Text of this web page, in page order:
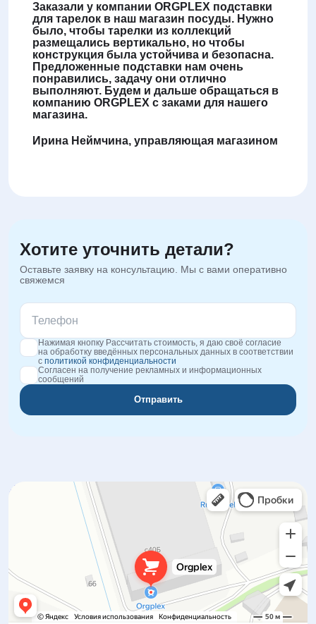
Заказали у компании ORGPLEX подставки
для тарелок в наш магазин посуды. Нужно
было, чтобы тарелки из коллекций
размещались вертикально, но чтобы
конструкция была устойчива и безопасна.
Предложенные подставки нам очень
понравились, задачу они отлично
выполняют. Будем и дальше обращаться в
компанию ORGPLEX с заками для нашего
магазина.
Ирина Неймчина, управляющая магазином
Хотите уточнить детали?
Оставьте заявку на консультацию. Мы с вами оперативно
свяжемся
Нажимая кнопку Рассчитать стоимость, я даю своё согласие
на обработку введённых персональных данных в соответствии
с политикой конфиденциальности
Согласен на получение рекламных и информационных
сообщений
Отправить
Orgplex
Оргстекло, поликарбонат в Лыткарине
Торговое оборудование в Лыткарине